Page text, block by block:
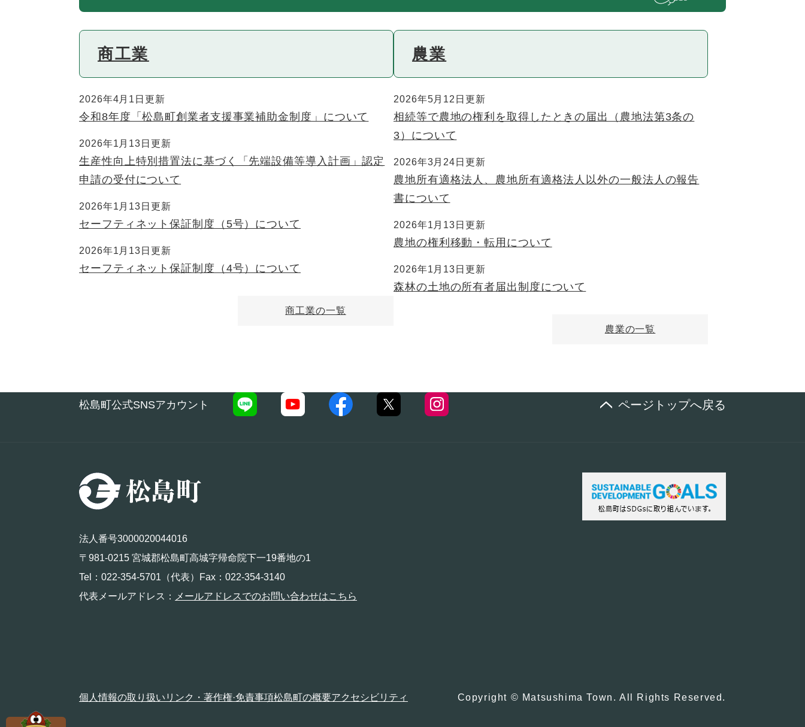
商工業
2026年4月1日更新
令和8年度「松島町創業者支援事業補助金制度」について
2026年1月13日更新
生産性向上特別措置法に基づく「先端設備等導入計画」認定
申請の受付について
2026年1月13日更新
セーフティネット保証制度（5号）について
2026年1月13日更新
セーフティネット保証制度（4号）について
商工業の一覧
農業
2026年5月12日更新
相続等で農地の権利を取得したときの届出（農地法第3条の
3）について
2026年3月24日更新
農地所有適格法人、農地所有適格法人以外の一般法人の報告
書について
2026年1月13日更新
農地の権利移動・転用について
2026年1月13日更新
森林の土地の所有者届出制度について
農業の一覧
松島町公式SNSアカウント ページトップへ戻る
法人番号3000020044016
〒981-0215 宮城郡松島町高城字帰命院下一19番地の1
Tel：022-354-5701（代表）Fax：022-354-3140
代表メールアドレス：
メールアドレスでのお問い合わせはこちら
個人情報の取り扱い リンク・著作権·免責事項松島町の概要アクセシビリティ Copyright © Matsushima Town. All Rights Reserved.